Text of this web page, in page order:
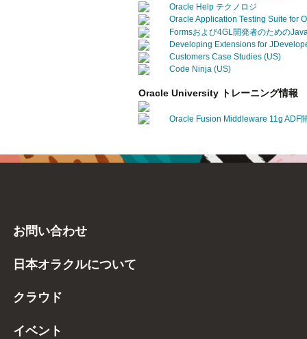
Oracle Help テクノロジ
Oracle Application Testing Suite for
Formsおよび4GL開発者のための
Developing Extensions for
Customers Case Studies (US)
Code Ninja (US)
Oracle University トレーニング情報
Oracle Fusion Middleware 11g ADF
お問い合わせ
日本オラクルについて
クラウド
イベント